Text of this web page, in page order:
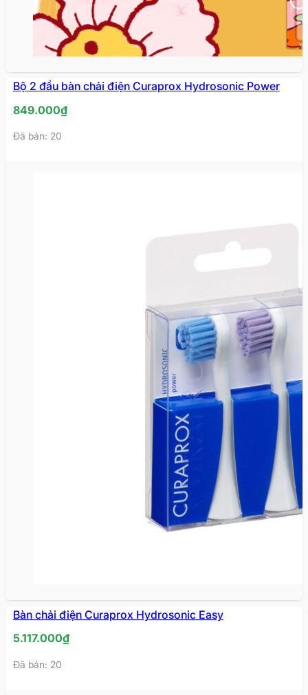
HẾT
HÀNG
Bộ 2 đầu bàn chải điện Curaprox Hydrosonic Power
849.000₫
Đã bán: 20
Bàn chải điện Curaprox Hydrosonic Easy
5.117.000₫
Đã bán: 20